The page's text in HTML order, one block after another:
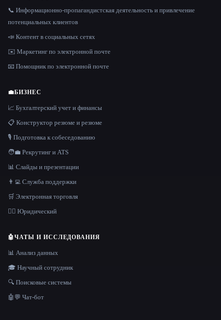
📞 Информационно-пропагандистская деятельность и привлечение
потенциальных клиентов
📣 Контент в социальных сетях
✉️ Маркетинг по электронной почте
📧 Помощник по электронной почте
💼БИЗНЕС
📈 Бухгалтерский учет и финансы
📋 Конструктор резюме и резюме
🎙️ Подготовка к собеседованию
🧑‍💼 Рекрутинг и ATS
📊 Слайды и презентации
👨‍💻 Служба поддержки
🛒 Электронная торговля
👩‍⚖️ Юридический
🤖ЧАТЫ И ИССЛЕДОВАНИЯ
📊 Анализ данных
🎓 Научный сотрудник
🔍 Поисковые системы
🤖💬 Чат-бот